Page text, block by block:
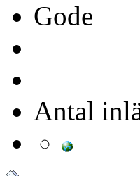
Gode
Antal